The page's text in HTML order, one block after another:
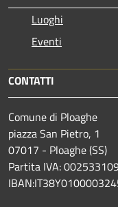
Luoghi
Eventi
CONTATTI
Comune di Ploaghe
piazza San Pietro, 1
07017 - Ploaghe (SS)
Partita IVA: